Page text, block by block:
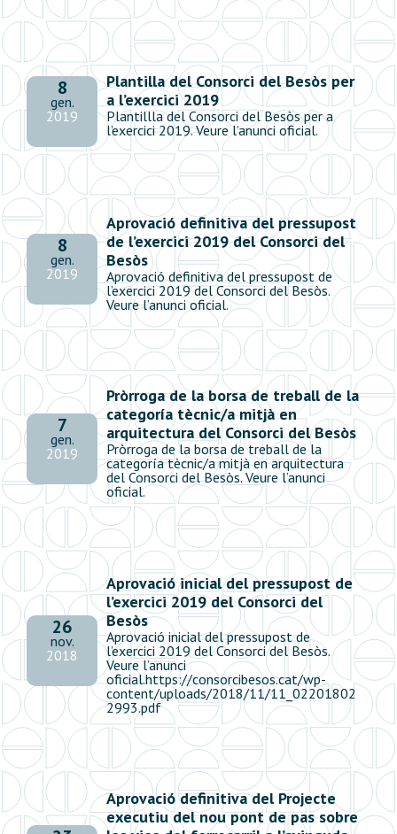
8
gen.
2019
Plantilla del Consorci del Besòs per
a l’exercici 2019
Plantillla del Consorci del Besòs per a
l’exercici 2019. Veure l’anunci oficial.
8
gen.
2019
Aprovació definitiva del pressupost
de l’exercici 2019 del Consorci del
Besòs
Aprovació definitiva del pressupost de
l’exercici 2019 del Consorci del Besòs.
Veure l’anunci oficial.
7
gen.
2019
Pròrroga de la borsa de treball de la
categoría tècnic/a mitjà en
arquitectura del Consorci del Besòs
Pròrroga de la borsa de treball de la
categoría tècnic/a mitjà en arquitectura
del Consorci del Besòs. Veure l’anunci
oficial.
26
nov.
2018
Aprovació inicial del pressupost de
l’exercici 2019 del Consorci del
Besòs
Aprovació inicial del pressupost de
l’exercici 2019 del Consorci del Besòs.
Veure l’anunci
oficial.https://consorcibesos.cat/wp-
content/uploads/2018/11/11_02201802
2993.pdf
Aprovació definitiva del Projecte
executiu del nou pont de pas sobre